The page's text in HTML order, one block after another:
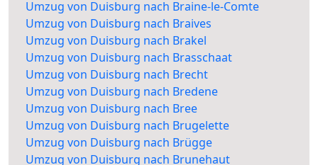
Umzug von Duisburg nach Braine-le-Comte
Umzug von Duisburg nach Braives
Umzug von Duisburg nach Brakel
Umzug von Duisburg nach Brasschaat
Umzug von Duisburg nach Brecht
Umzug von Duisburg nach Bredene
Umzug von Duisburg nach Bree
Umzug von Duisburg nach Brugelette
Umzug von Duisburg nach Brügge
Umzug von Duisburg nach Brunehaut